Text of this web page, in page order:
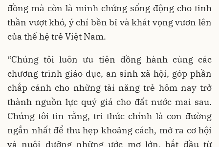
đồng mà còn là minh chứng sống động cho tinh
thần vượt khó, ý chí bền bỉ và khát vọng vươn lên
của thế hệ trẻ Việt Nam.
“Chúng tôi luôn ưu tiên đồng hành cùng các
chương trình giáo dục, an sinh xã hội, góp phần
chắp cánh cho những tài năng trẻ hôm nay trở
thành nguồn lực quý giá cho đất nước mai sau.
Chúng tôi tin rằng, tri thức chính là con đường
ngắn nhất để thu hẹp khoảng cách, mở ra cơ hội
và nuôi dưỡng những ước mơ lớn, bắt đầu từ